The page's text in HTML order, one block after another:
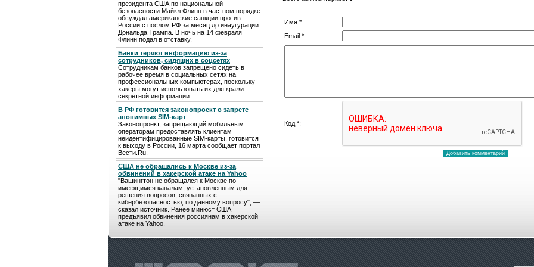
президента США по национальной
безопасности Майкл Флинн в частном порядке
обсуждал американские санкции против
России с послом РФ за месяц до инаугурации
Дональда Трампа. В ночь на 14 февраля
Флинн подал в отставку.
Банки теряют информацию из-за
сотрудников, сидящих в соцсетях
Сотрудникам банков запрещено сидеть в
рабочее время в социальных сетях на
профессиональных компьютерах, поскольку
хакеры могут использовать их для кражи
секретной информации.
В РФ готовится законопроект о запрете
анонимных SIM-карт
Законопроект, запрещающий мобильным
операторам предоставлять клиентам
неидентифицированные SIM-карты, готовится
к выходу в России, 16 марта сообщает портал
Вести.Ru.
США не обращались к Москве из-за
обвинений в хакерской атаке на Yahoo
"Вашингтон не обращался к Москве по
имеющимся каналам, установленным для
решения вопросов, связанных с
кибербезопасностью, по данному вопросу", —
сказал источник. Ранее минюст США
предъявил обвинения россиянам в хакерской
атаке на Yahoo.
Имя *:
Email *:
Код *: